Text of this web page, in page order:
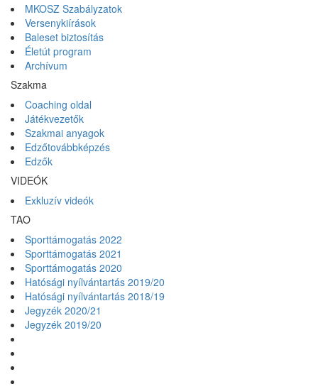
MKOSZ Szabályzatok
Versenykiírások
Baleset biztosítás
Életút program
Archívum
Szakma
Coaching oldal
Játékvezetők
Szakmai anyagok
Edzőtovábbképzés
Edzők
VIDEÓK
Exkluzív videók
TAO
Sporttámogatás 2022
Sporttámogatás 2021
Sporttámogatás 2020
Hatósági nyílvántartás 2019/20
Hatósági nyílvántartás 2018/19
Jegyzék 2020/21
Jegyzék 2019/20